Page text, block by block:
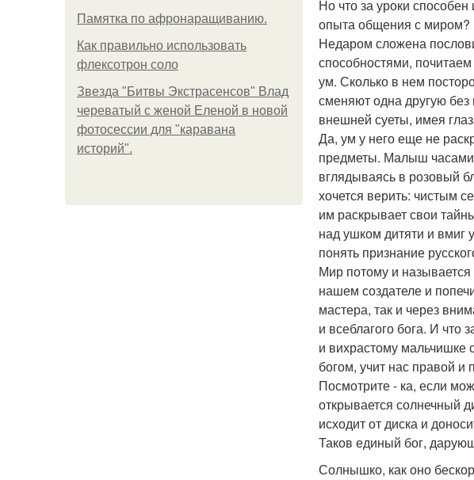
Памятка по афронаращиванию.
Как правильно использовать
флексотрон соло
Звезда "Битвы Экстрасенсов" Влад
череватый с женой Еленой в новой
фотосессии для "каравана
историй".
Но что за уроки
опыта общения с миром?
Недаром сложена
способностями,
ум. Сколько в нем
сменяют одна другую без
внешней суеты, имея
Да, ум у него еще не
предметы. Малыш часами
вглядываясь в розовый
хочется верить: чистым
им раскрывает свои
над ушком дитяти и вмиг
понять признание
Мир потому и называется
нашем создателе и
мастера, так и через
и всеблагого бога. И что
и вихрастому
богом, учит нас правой
Посмотрите - ка, если
открывается солнечный
исходит от диска и
Таков единый бог,
Солнышко, как оно